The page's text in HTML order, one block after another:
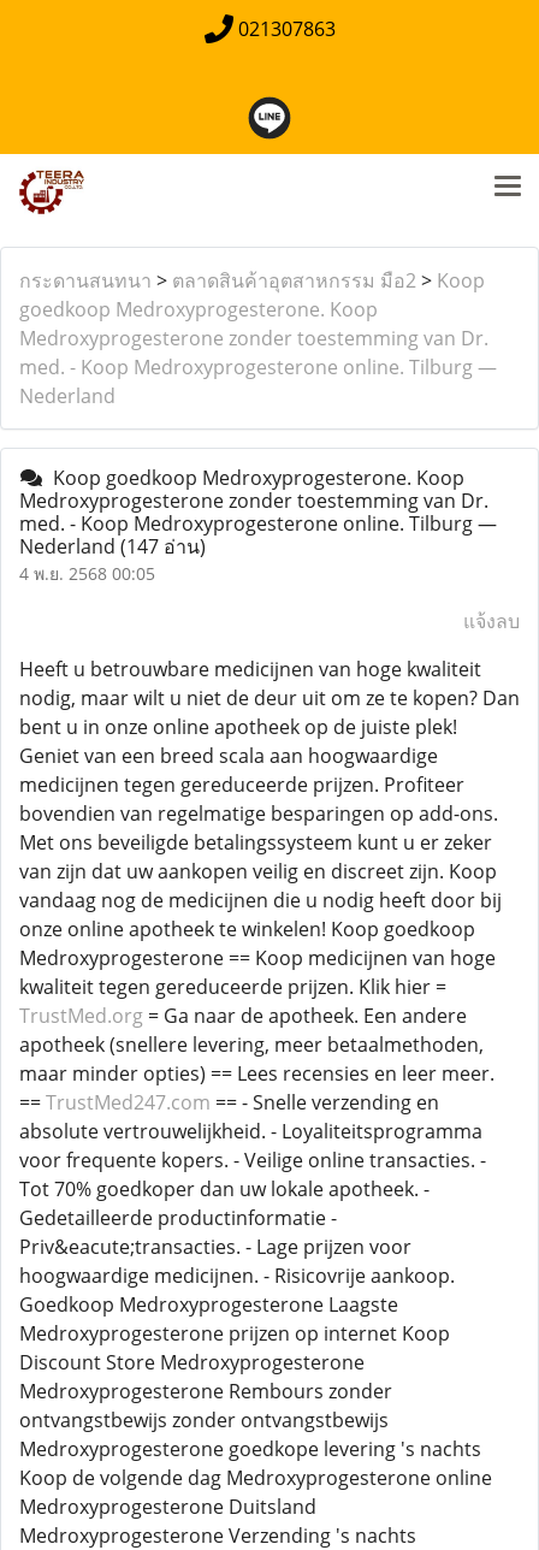
021307863
กระดานสนทนา > ตลาดสินค้าอุตสาหกรรม มือ2> Koop
goedkoop Medroxyprogesterone. Koop
Medroxyprogesterone zonder toestemming van Dr.
med. - Koop Medroxyprogesterone online. Tilburg —
Nederland
Koop goedkoop Medroxyprogesterone. Koop
Medroxyprogesterone zonder toestemming van Dr.
med. - Koop Medroxyprogesterone online. Tilburg —
Nederland (147 อ่าน)
4 พ.ย. 2568 00:05
แจ้งลบ
Heeft u betrouwbare medicijnen van hoge kwaliteit
nodig, maar wilt u niet de deur uit om ze te kopen? Dan
bent u in onze online apotheek op de juiste plek!
Geniet van een breed scala aan hoogwaardige
medicijnen tegen gereduceerde prijzen. Profiteer
bovendien van regelmatige besparingen op add-ons.
Met ons beveiligde betalingssysteem kunt u er zeker
van zijn dat uw aankopen veilig en discreet zijn. Koop
vandaag nog de medicijnen die u nodig heeft door bij
onze online apotheek te winkelen! Koop goedkoop
Medroxyprogesterone == Koop medicijnen van hoge
kwaliteit tegen gereduceerde prijzen. Klik hier =
TrustMed.org = Ga naar de apotheek. Een andere
apotheek (snellere levering, meer betaalmethoden,
maar minder opties) == Lees recensies en leer meer.
==TrustMed247.com == - Snelle verzending en
absolute vertrouwelijkheid. - Loyaliteitsprogramma
voor frequente kopers. - Veilige online transacties. -
Tot 70% goedkoper dan uw lokale apotheek. -
Gedetailleerde productinformatie -
Priv&eacute;transacties. - Lage prijzen voor
hoogwaardige medicijnen. - Risicovrije aankoop.
Goedkoop Medroxyprogesterone Laagste
Medroxyprogesterone prijzen op internet Koop
Discount Store Medroxyprogesterone
Medroxyprogesterone Rembours zonder
ontvangstbewijs zonder ontvangstbewijs
Medroxyprogesterone goedkope levering 's nachts
Koop de volgende dag Medroxyprogesterone online
Medroxyprogesterone Duitsland
Medroxyprogesterone Verzending 's nachts